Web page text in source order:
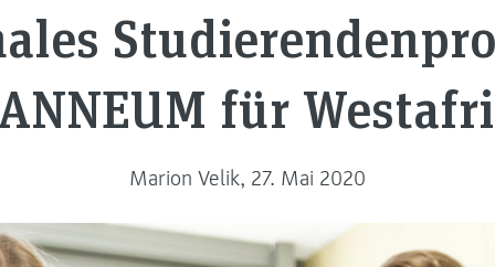
für
Marion Velik, 27. Mai 2020